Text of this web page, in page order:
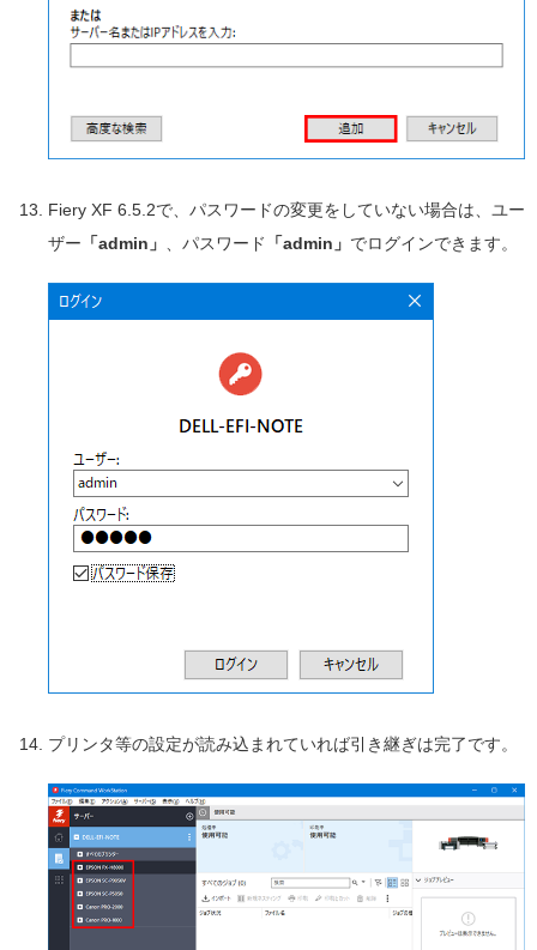
Fiery XF 6.5.2で、パスワードの変更をしていない場合は、ユー
ザー 「admin」 、パスワード 「admin」 でログインできます。
プリンタ等の設定が読み込まれていれば引き継ぎは完了です。